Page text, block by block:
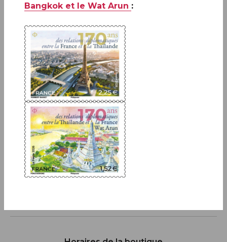
Inscrivez-vous à notre newsletter
JE M'ABONNE
Boutique
13 bis rue des Mathurins 75009 Paris
+33(0)1 42 93 86 84
(appel non surtaxé)
Bangkok et le Wat Arun :